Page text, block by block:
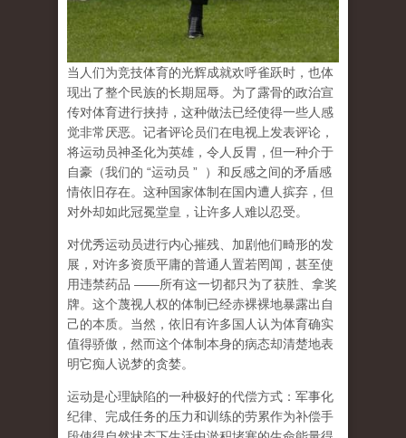
当人们为竞技体育的光辉成就欢呼雀跃时，也体
现出了整个民族的长期屈辱。为了露骨的政治宣
传对体育进行挟持，这种做法已经使得一些人感
觉非常厌恶。记者评论员们在电视上发表评论，
将运动员神圣化为英雄，令人反胃，但一种介于
自豪（我们的 “运动员 ”
）和反感之间的矛盾感
情依旧存在。这种国家体制在国内遭人摈弃，但
对外却如此冠冕堂皇，让许多人难以忍受。
对优秀运动员进行内心摧残、加剧他们畸形的发
展，对许多资质平庸的普通人置若罔闻，甚至使
用违禁药品 ——所有这一切都只为了获胜、拿奖
牌。这个蔑视人权的体制已经赤裸裸地暴露出自
己的本质。当然，依旧有许多国人认为体育确实
值得骄傲，然而这个体制本身的病态却清楚地表
明它痴人说梦的贪婪。
运动是心理缺陷的一种极好的代偿方式 ：军事化
纪律、完成任务的压力和训练的劳累作为补偿手